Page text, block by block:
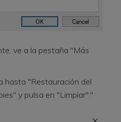
ve a la pestaña "Más
hasta "Restauración del
y pulsa en "Limpiar"."